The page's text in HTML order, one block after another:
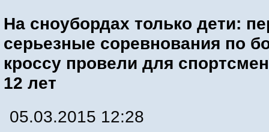
На сноубордах только дети:
серьезные соревнования по
кроссу провели для
12 лет
05.03.2015 12:28